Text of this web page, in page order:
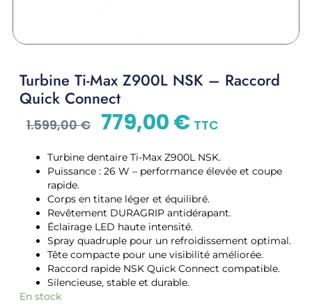
Turbine Ti-Max Z900L NSK – Raccord
Quick Connect
1.599,00€ 779,00€ TTC
Turbine dentaire Ti-Max Z900L NSK.
Puissance : 26 W – performance élevée et coupe
rapide.
Corps en titane léger et équilibré.
Revêtement DURAGRIP antidérapant.
Éclairage LED haute intensité.
Spray quadruple pour un refroidissement optimal.
Tête compacte pour une visibilité améliorée.
Raccord rapide NSK Quick Connect compatible.
Silencieuse, stable et durable.
En stock